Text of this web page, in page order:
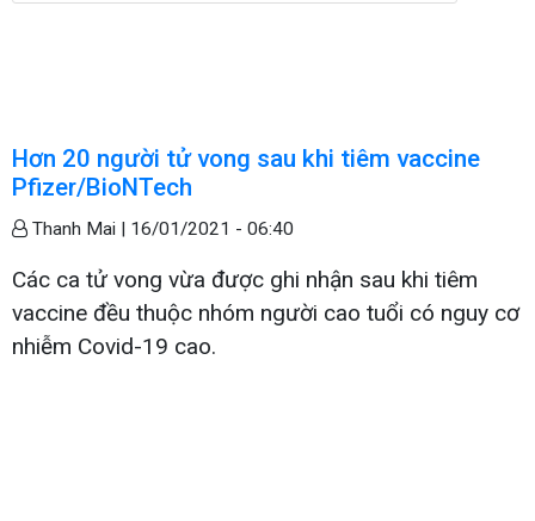
Hơn 20 người tử vong sau khi tiêm vaccine
Pfizer/BioNTech
Thanh Mai | 16/01/2021 - 06:40
Các ca tử vong vừa được ghi nhận sau khi tiêm
vaccine đều thuộc nhóm người cao tuổi có nguy cơ
nhiễm Covid-19 cao.